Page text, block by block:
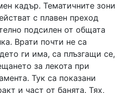
кадър. Тематичните зони
с плавен преход
подсилен от общата
Врати почти не са
ги има, са плъзгащи се,
за лекота при
Тук са показани
и част от банята. Тях,